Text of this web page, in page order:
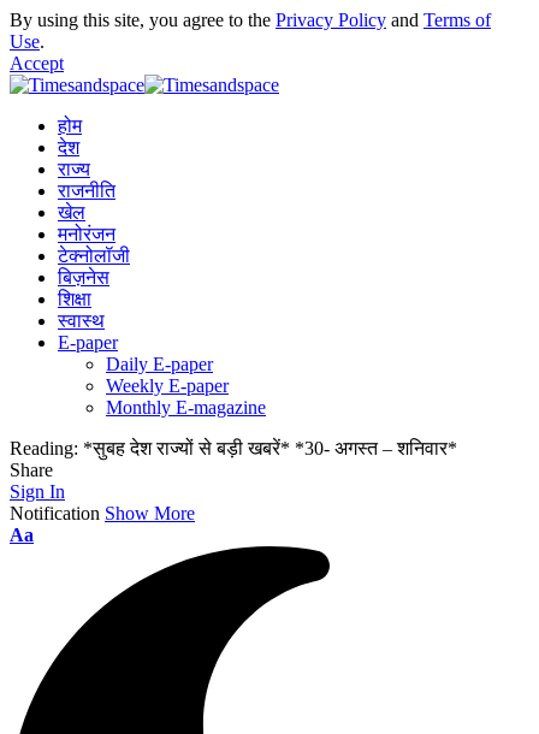
By using this site, you agree to the Privacy Policy and Terms of
Use.
Accept
होम
देश
राज्य
राजनीति
खेल
मनोरंजन
टेक्नोलॉजी
बिज़नेस
शिक्षा
स्वास्थ
E-paper
Daily E-paper
Weekly E-paper
Monthly E-magazine
Reading: *सुबह देश राज्यों से बड़ी खबरें* *30- अगस्त – शनिवार*
Share
Sign In
Notification Show More
Aa